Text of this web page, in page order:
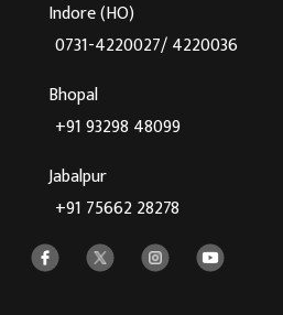
Indore (HO)
0731-4220027/ 4220036
Bhopal
+91 93298 48099
Jabalpur
+91 75662 28278